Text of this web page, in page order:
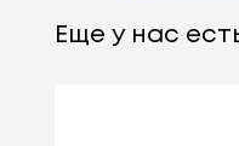
Еще у нас